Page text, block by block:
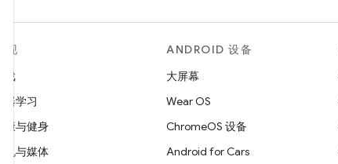
发现
游戏
机器学习
健康与健身
相机与媒体
ANDROID 设备
大屏幕
Wear OS
ChromeOS 设备
Android for Cars